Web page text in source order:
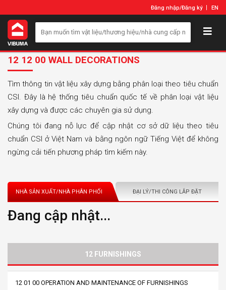
Đăng nhập/Đăng ký EN
12 12 00 WALL DECORATIONS
Tìm thông tin vật liệu xây dựng bằng phân loại theo tiêu chuẩn
CSI. Đây là hệ thống tiêu chuẩn quốc tế về phân loại vật liệu
xây dựng và được các chuyên gia sử dụng.
Chúng tôi đang nỗ lực để cập nhật cơ sở dữ liệu theo tiêu
chuẩn CSI ở Việt Nam và bằng ngôn ngữ Tiếng Việt để không
ngừng cải tiến phương pháp tìm kiếm này.
NHÀ SẢN XUẤT/NHÀ PHÂN PHỐI ĐẠI LÝ/THI CÔNG LẮP ĐẶT
Đang cập nhật...
12 FURNISHINGS
12 01 00 OPERATION AND MAINTENANCE OF FURNISHINGS